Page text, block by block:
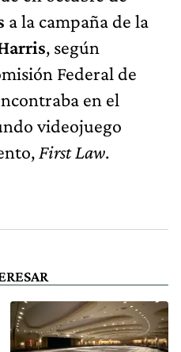
a la campaña de la
, según
Federal de
en el
videojuego
First Law.